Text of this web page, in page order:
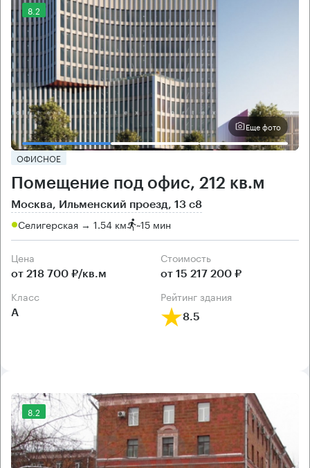
8.2
Еще фото
ОФИСНОЕ
Помещение под офис, 212 кв.м
Москва, Ильменский проезд, 13 с8
Селигерская → 1.54 км ~15 мин
Цена
от 218 700 ₽/кв.м
Cтоимость
от 15 217 200 ₽
класс
А
рейтинг здания
8.5
8.2